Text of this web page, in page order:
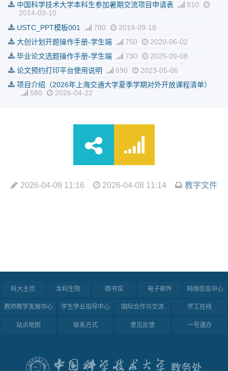
中国科学技术大学本科生参加暑期交流项目申请表
810
2014-03-10
USTC_PPT模板001
780
2019-09-18
大创计划开题操作手册-学生端
750
2020-06-02
毕业论文选题操作手册-学生端
730
2025-09-08
论文预约打印平台使用说明
690
2023-05-06
项目介绍（2026年上海交通大学夏季学期对外开放课程清单）
580
2026-04-22
2026-04-09 11:16 2026-04-08 11:14 教字文件
科大主页 本科生院 图书馆 电子邮件 网络信息中心
教师教学发展中心 学生学业指导中心 国际合作与交流 学工在线
站点地图 联系方式 意见反馈 一号通办